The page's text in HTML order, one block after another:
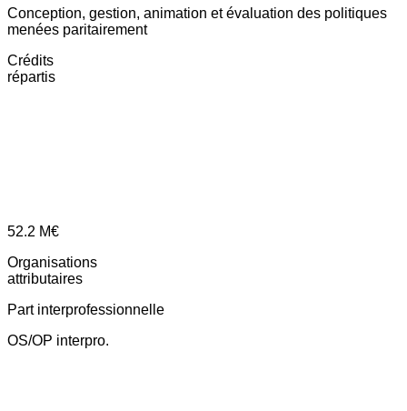
Conception, gestion, animation et évaluation des politiques
menées paritairement
Crédits
répartis
52.2 M€
Organisations
attributaires
Part interprofessionnelle
OS/OP interpro.